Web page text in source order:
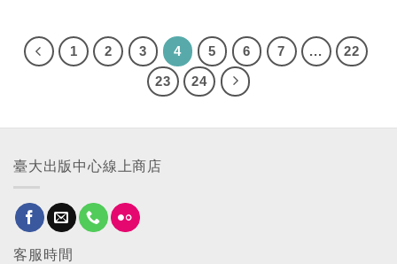
1 2 3 4 5 6 7 ...
22
23
24
臺大出版中心線上商店
客服時間